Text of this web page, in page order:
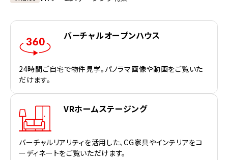
バーチャルオープンハウス
24時間ご自宅で物件見学。パノラマ画像や動画をご覧いた
だけます。
VRホームステージング
バーチャルリアリティを活用した、CG家具やインテリアをコ
ーディネートをご覧いただけます。